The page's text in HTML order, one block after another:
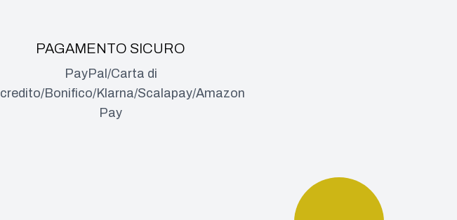
PAGAMENTO SICURO
PayPal/Carta di
credito/Bonifico/Klarna/Scalapay/Amazon
Pay